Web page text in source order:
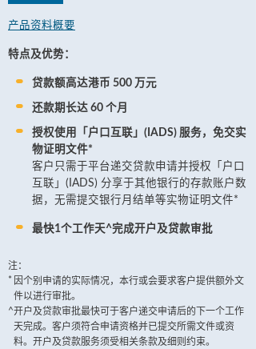
产品资料概要
特点及优势：
贷款额高达港币 500 万元
还款期长达 60 个月
授权使用「户口互联」(IADS) 服务，免交实
物证明文件*
客户只需于平台递交贷款申请并授权「户口
互联」(IADS) 分享于其他银行的存款账户数
据，无需提交银行月结单等实物证明文件*
最快1个工作天^完成开户及贷款审批
注：
* 因个别申请的实际情况，本行或会要求客户提供额外文
件以进行审批。
^开户及贷款审批最快可于客户递交申请后的下一个工作
天完成。客户须符合申请资格并已提交所需文件或资
料。开户及贷款服务须受相关条款及细则约束。